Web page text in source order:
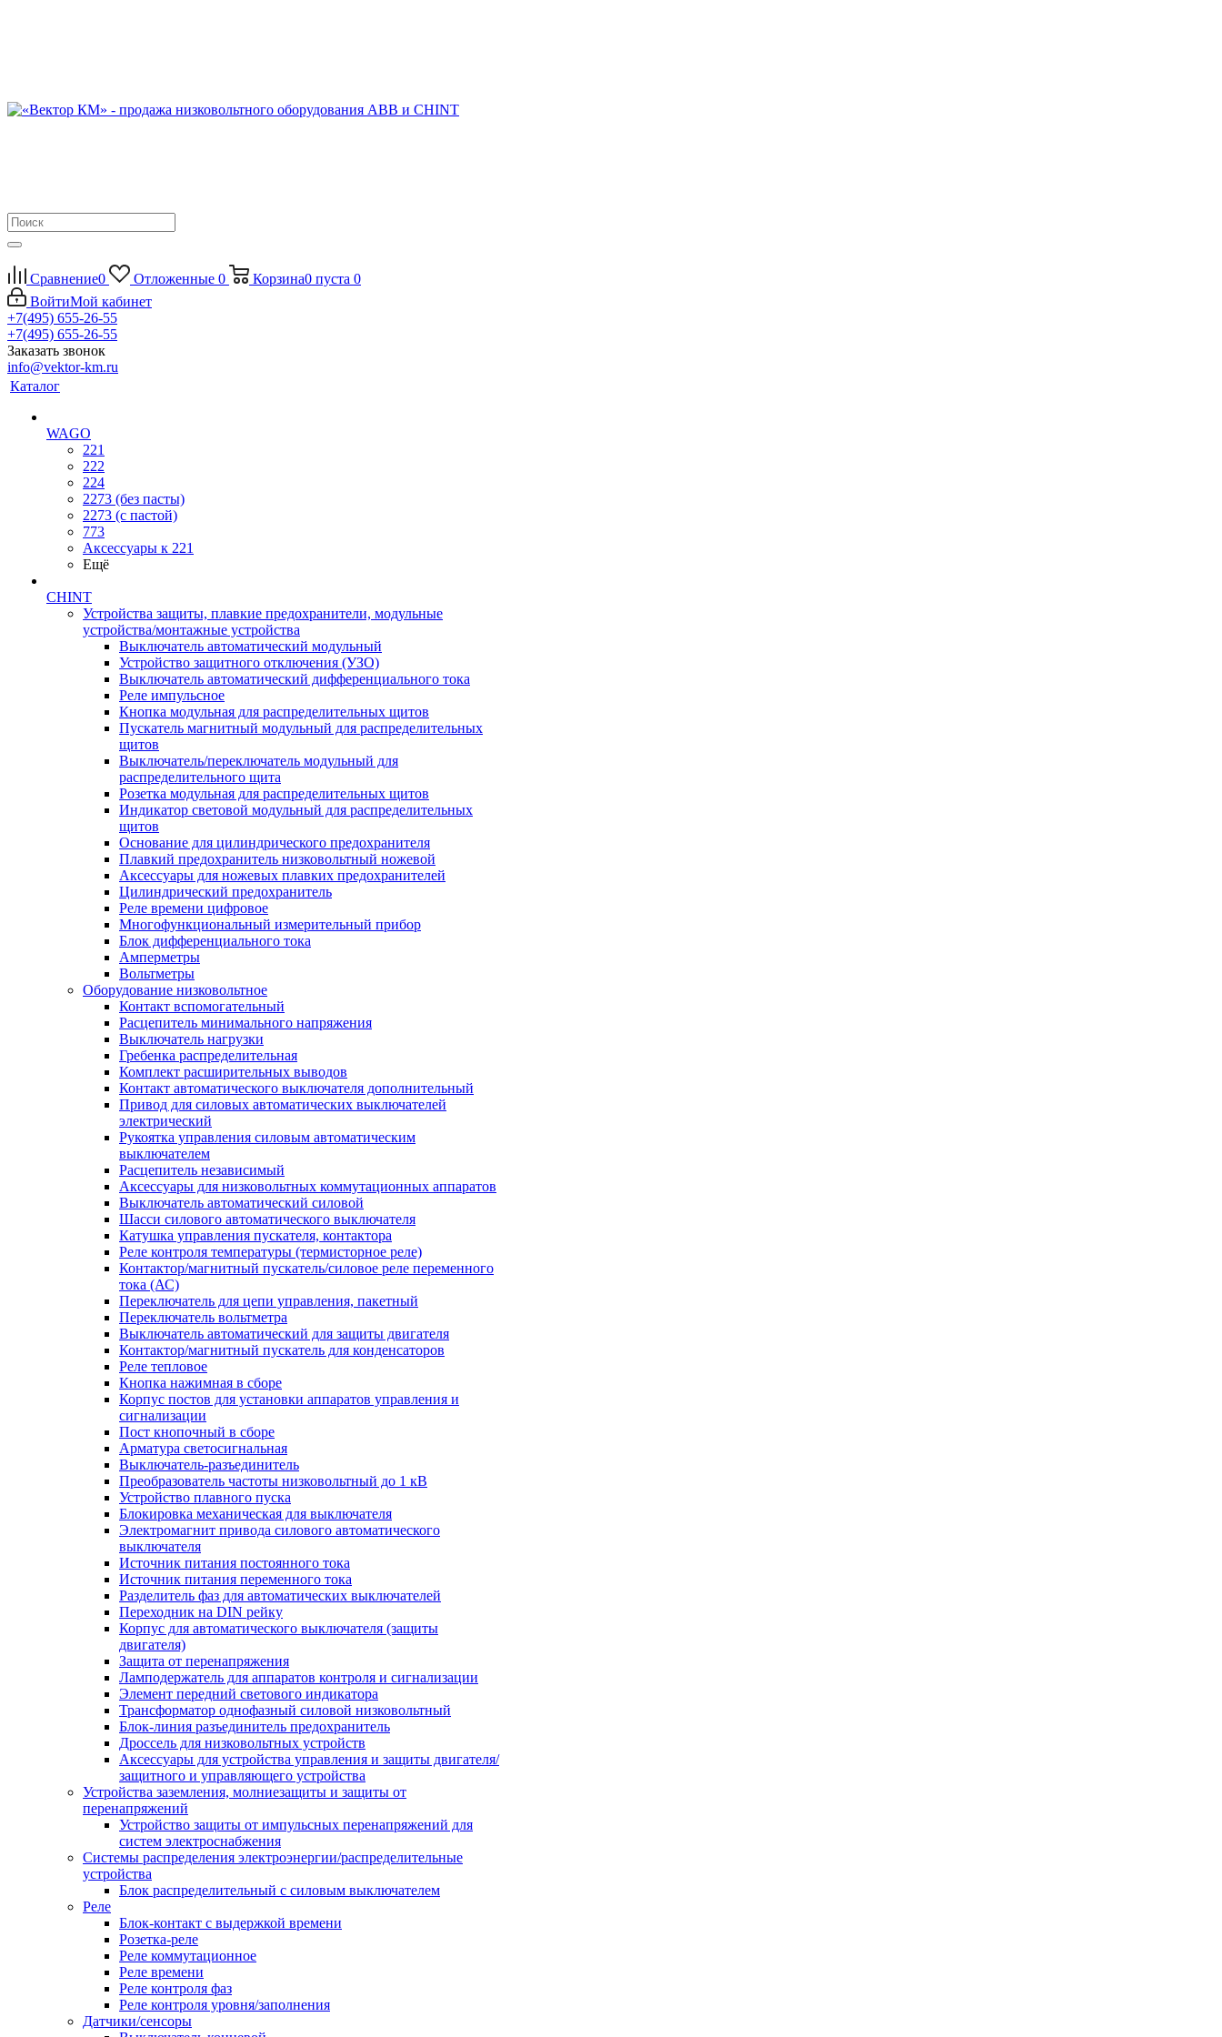
Сравнение0 Отложенные 0 Корзина0 пуста 0
ВойтиМой кабинет
+7(495) 655-26-55
+7(495) 655-26-55
Заказать звонок
info@vektor-km.ru
Каталог
WAGO
221
222
224
2273 (без пасты)
2273 (с пастой)
773
Аксессуары к 221
Ещё
CHINT
Устройства защиты, плавкие предохранители, модульные
устройства/монтажные устройства
Выключатель автоматический модульный
Устройство защитного отключения (УЗО)
Выключатель автоматический дифференциального тока
Реле импульсное
Кнопка модульная для распределительных щитов
Пускатель магнитный модульный для распределительных
щитов
Выключатель/переключатель модульный для
распределительного щита
Розетка модульная для распределительных щитов
Индикатор световой модульный для распределительных
щитов
Основание для цилиндрического предохранителя
Плавкий предохранитель низковольтный ножевой
Аксессуары для ножевых плавких предохранителей
Цилиндрический предохранитель
Реле времени цифровое
Многофункциональный измерительный прибор
Блок дифференциального тока
Амперметры
Вольтметры
Оборудование низковольтное
Контакт вспомогательный
Расцепитель минимального напряжения
Выключатель нагрузки
Гребенка распределительная
Комплект расширительных выводов
Контакт автоматического выключателя дополнительный
Привод для силовых автоматических выключателей
электрический
Рукоятка управления силовым автоматическим
выключателем
Расцепитель независимый
Аксессуары для низковольтных коммутационных аппаратов
Выключатель автоматический силовой
Шасси силового автоматического выключателя
Катушка управления пускателя, контактора
Реле контроля температуры (термисторное реле)
Контактор/магнитный пускатель/силовое реле переменного
тока (АС)
Переключатель для цепи управления, пакетный
Переключатель вольтметра
Выключатель автоматический для защиты двигателя
Контактор/магнитный пускатель для конденсаторов
Реле тепловое
Кнопка нажимная в сборе
Корпус постов для установки аппаратов управления и
сигнализации
Пост кнопочный в сборе
Арматура светосигнальная
Выключатель-разъединитель
Преобразователь частоты низковольтный до 1 кВ
Устройство плавного пуска
Блокировка механическая для выключателя
Электромагнит привода силового автоматического
выключателя
Источник питания постоянного тока
Источник питания переменного тока
Разделитель фаз для автоматических выключателей
Переходник на DIN рейку
Корпус для автоматического выключателя (защиты
двигателя)
Защита от перенапряжения
Ламподержатель для аппаратов контроля и сигнализации
Элемент передний светового индикатора
Трансформатор однофазный силовой низковольтный
Блок-линия разъединитель предохранитель
Дроссель для низковольтных устройств
Аксессуары для устройства управления и защиты двигателя/
защитного и управляющего устройства
Устройства заземления, молниезащиты и защиты от
перенапряжений
Устройство защиты от импульсных перенапряжений для
систем электроснабжения
Системы распределения электроэнергии/распределительные
устройства
Блок распределительный с силовым выключателем
Реле
Блок-контакт с выдержкой времени
Розетка-реле
Реле коммутационное
Реле времени
Реле контроля фаз
Реле контроля уровня/заполнения
Датчики/сенсоры